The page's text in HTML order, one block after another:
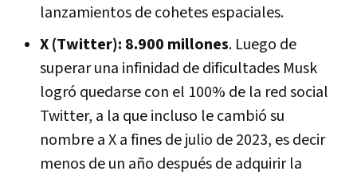
lanzamientos de cohetes espaciales.
X (Twitter): 8.900 millones. Luego de
superar una infinidad de dificultades Musk
logró quedarse con el 100% de la red social
Twitter, a la que incluso le cambió su
nombre a X a fines de julio de 2023, es decir
menos de un año después de adquirir la